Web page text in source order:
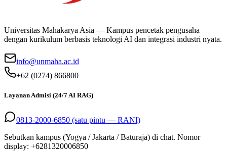
Universitas Mahakarya Asia — Kampus pencetak pengusaha
dengan kurikulum berbasis teknologi AI dan integrasi industri nyata.
info@unmaha.ac.id
+62 (0274) 866800
Layanan Admisi (24/7 AI RAG)
0813-2000-6850 (satu pintu — RANI)
Sebutkan kampus (Yogya / Jakarta / Baturaja) di chat. Nomor
display: +6281320006850